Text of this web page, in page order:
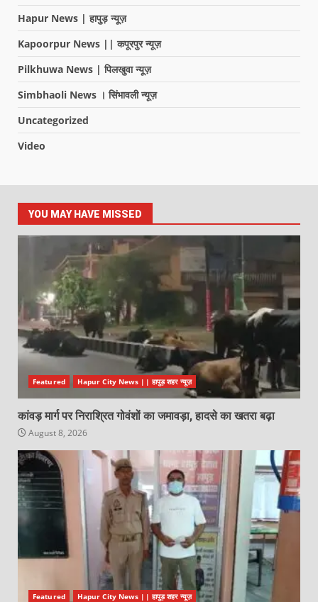
Hapur News | हापुड़ न्यूज़
Kapoorpur News || कपूरपुर न्यूज़
Pilkhuwa News | पिलखुवा न्यूज़
Simbhaoli News । सिंभावली न्यूज़
Uncategorized
Video
YOU MAY HAVE MISSED
Featured Hapur City News || हापुड़ शहर न्यूज़
कांवड़ मार्ग पर निराश्रित गोवंशों का जमावड़ा, हादसे का खतरा बढ़ा
August 8, 2026
Featured Hapur City News || हापुड़ शहर न्यूज़